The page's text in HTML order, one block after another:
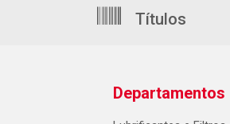
Títulos
Departamentos